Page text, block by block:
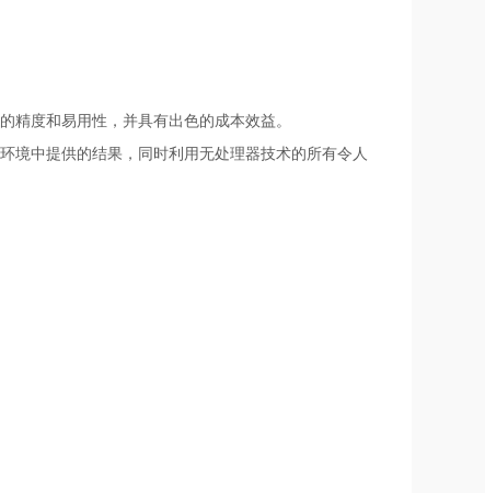
度和易用性，并具有出色的成本效益。
境中提供的结果，同时利用无处理器技术的所有令人